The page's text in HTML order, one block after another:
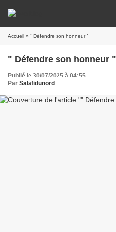
Accueil » " Défendre son honneur "
" Défendre son honneur "
Publié le 30/07/2025 à 04:55
Par Salafidunord